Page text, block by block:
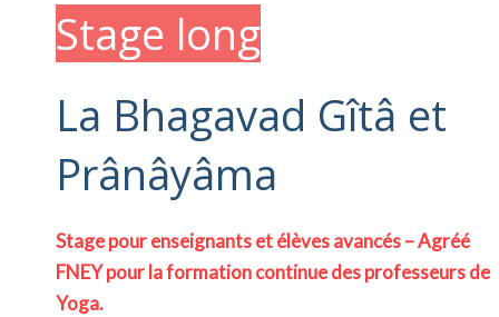
Stage long
La Bhagavad Gîtâ et
Prânâyâma
Stage pour enseignants et élèves avancés – Agréé
FNEY pour la formation continue des professeurs de
Yoga.